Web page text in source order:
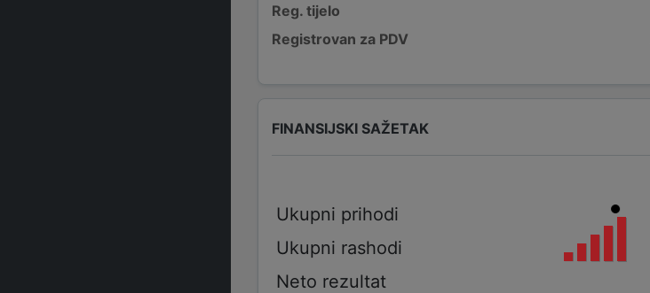
Reg. tijelo
Registrovan za PDV
FINANSIJSKI SAŽETAK
Ukupni prihodi
Ukupni rashodi
Neto rezultat